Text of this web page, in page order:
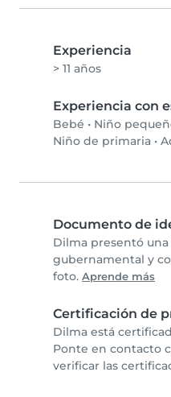
Experiencia
> 11 años
Experiencia con
Bebé • Niño
Niño de primaria •
Documento de
Dilma presentó
gubernamental y
foto. Aprende más
Certificación de
Dilma está
Ponte en contacto
verificar las